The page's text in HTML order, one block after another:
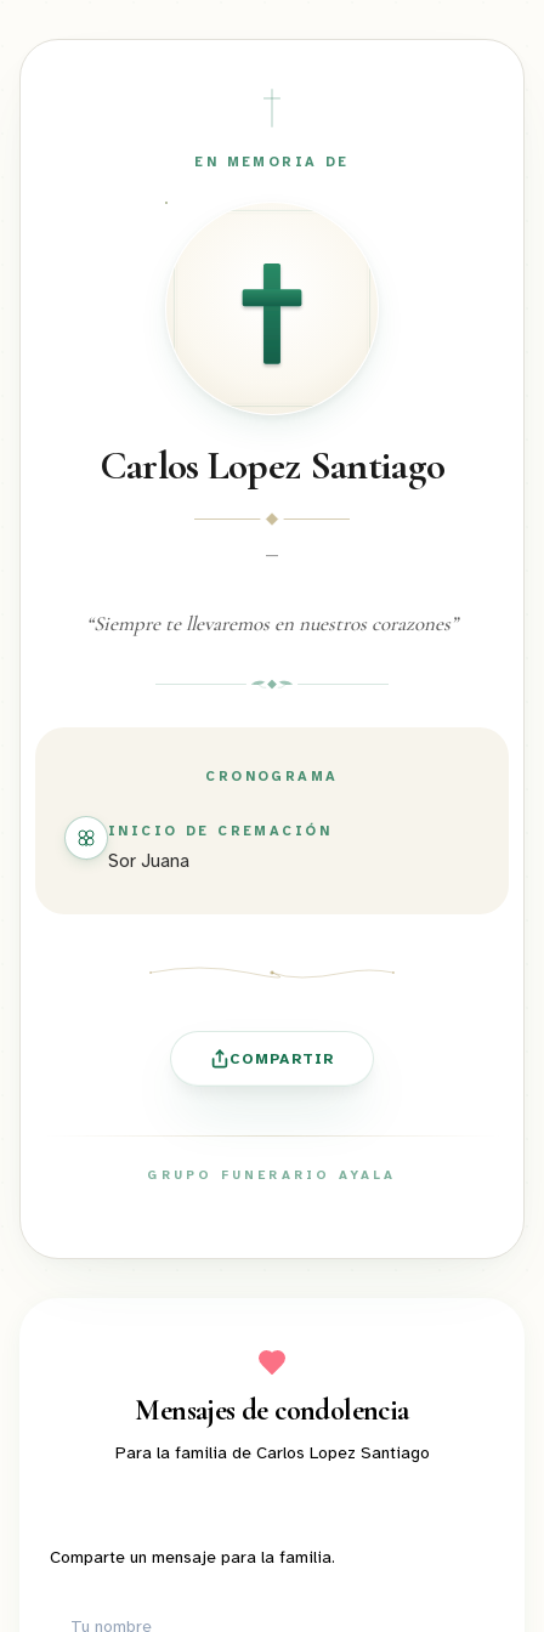
EN MEMORIA DE
Carlos Lopez Santiago
—
“Siempre te llevaremos en nuestros corazones”
CRONOGRAMA
INICIO DE CREMACIÓN
Sor Juana
COMPARTIR
GRUPO FUNERARIO AYALA
Mensajes de condolencia
Para la familia de Carlos Lopez Santiago
Comparte un mensaje para la familia.